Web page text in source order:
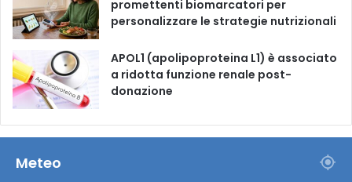
promettenti biomarcatori per
personalizzare le strategie nutrizionali
APOL1 (apolipoproteina L1) è associato
a ridotta funzione renale post-
donazione
Meteo